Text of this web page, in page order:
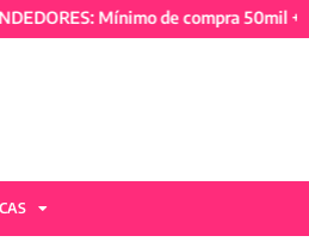
Mínimo de compra 50mil +